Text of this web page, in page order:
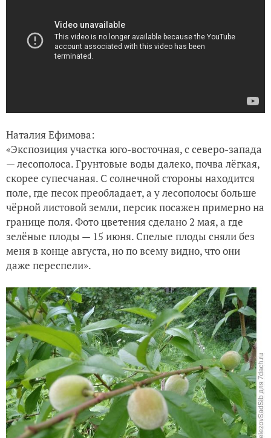
Наталия Ефимова:
«Экспозиция участка юго-восточная, с северо-запада
— лесополоса. Грунтовые воды далеко, почва лёгкая,
скорее супесчаная. С солнечной стороны находится
поле, где песок преобладает, а у лесополосы больше
чёрной листовой земли, персик посажен примерно на
границе поля. Фото цветения сделано 2 мая, а где
зелёные плоды — 15 июня. Спелые плоды сняли без
меня в конце августа, но по всему видно, что они
даже переспели».